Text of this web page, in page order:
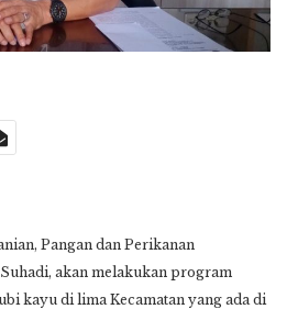
Pangan dan Perikanan
akan melakukan program
kayu di lima Kecamatan yang ada di